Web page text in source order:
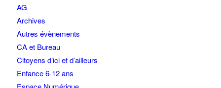
AG
Archives
Autres évènements
CA et Bureau
Citoyens d’ici et d’ailleurs
Enfance 6-12 ans